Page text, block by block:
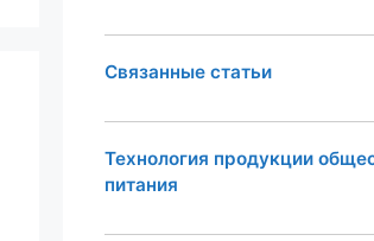
Связанные статьи
Технология продукции
питания